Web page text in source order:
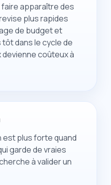
apparaître des
plus rapides
de budget et
dans le cycle de
devienne coûteux à
est plus forte quand
garde de vraies
à valider un